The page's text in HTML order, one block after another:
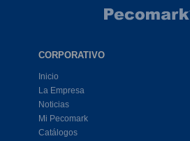
CORPORATIVO
Inicio
La Empresa
Noticias
Mi Pecomark
Catálogos